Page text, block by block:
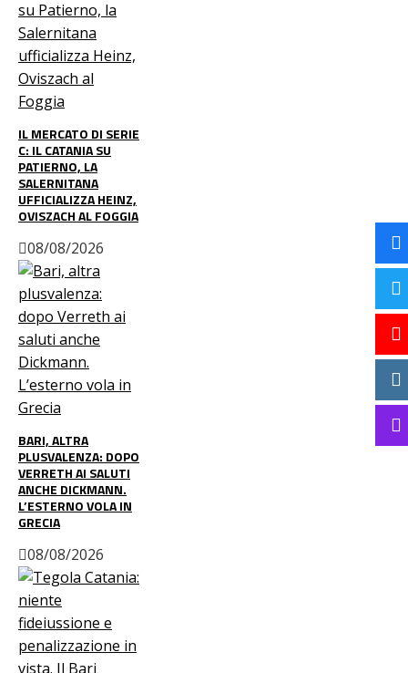
IL MERCATO DI SERIE
C: IL CATANIA SU
PATIERNO, LA
SALERNITANA
UFFICIALIZZA HEINZ,
OVISZACH AL FOGGIA
08/08/2026
BARI, ALTRA
PLUSVALENZA: DOPO
VERRETH AI SALUTI
ANCHE DICKMANN.
L’ESTERNO VOLA IN
GRECIA
08/08/2026